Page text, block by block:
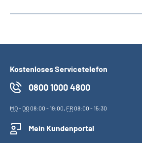
Kostenloses Servicetelefon
0800 1000 4800
MO- DO08:00 - 19:00, FR08:00 - 15:30
Mein Kundenportal